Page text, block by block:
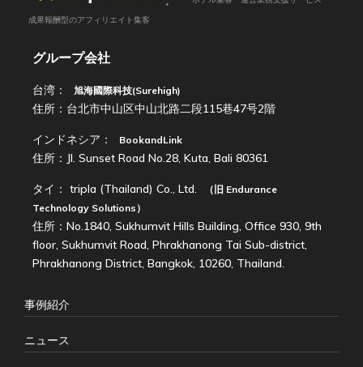
成果報酬型のアフィリエイト集客
グループ会社
台湾： 旭海國際科技(Surehigh)
住所：台北市中山区中山北路二段115巷47号2階
インドネシア： BookandLink
住所：Jl. Sunset Road No.28, Kuta, Bali 80361
タイ： tripla (Thailand) Co., Ltd. （旧 Endurance
Technology Solutions ）
住所：No.1840, Sukhumvit Hills Building, Office 930, 9th
floor, Sukhumvit Road, Phrakhanong Tai Sub-district,
Phrakhanong District, Bangkok, 10260, Thailand.
事例紹介
ニュース